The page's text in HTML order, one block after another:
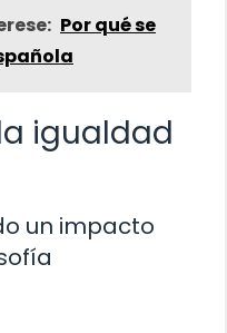
Por qué se
igualdad
un impacto